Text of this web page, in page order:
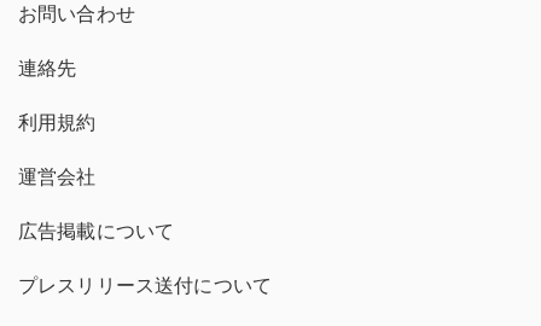
お問い合わせ
連絡先
利用規約
運営会社
広告掲載について
プレスリリース送付について